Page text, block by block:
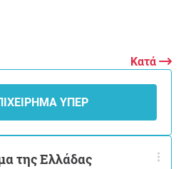
Κατά
ΥΠΈΡ
της Ελλάδας